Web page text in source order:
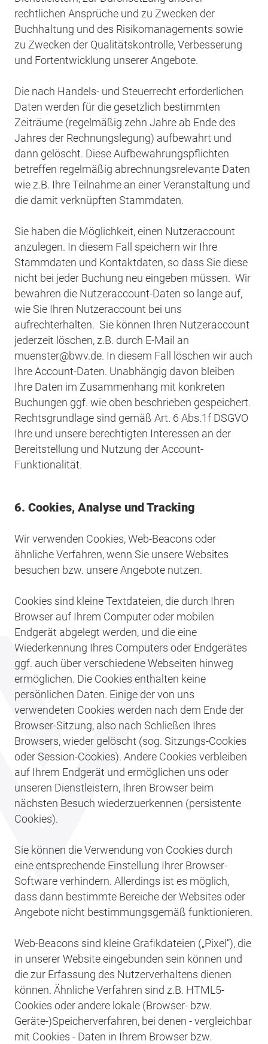
rechtlichen Ansprüche und zu Zwecken der
Buchhaltung und des Risikomanagements sowie
zu Zwecken der Qualitätskontrolle, Verbesserung
und Fortentwicklung unserer Angebote.
Die nach Handels- und Steuerrecht erforderlichen
Daten werden für die gesetzlich bestimmten
Zeiträume (regelmäßig zehn Jahre ab Ende des
Jahres der Rechnungslegung) aufbewahrt und
dann gelöscht. Diese Aufbewahrungspflichten
betreffen regelmäßig abrechnungsrelevante Daten
wie z.B. Ihre Teilnahme an einer Veranstaltung und
die damit verknüpften Stammdaten.
Sie haben die Möglichkeit, einen Nutzeraccount
anzulegen. In diesem Fall speichern wir Ihre
Stammdaten und Kontaktdaten, so dass Sie diese
nicht bei jeder Buchung neu eingeben müssen. Wir
bewahren die Nutzeraccount-Daten so lange auf,
wie Sie Ihren Nutzeraccount bei uns
aufrechterhalten. Sie können Ihren Nutzeraccount
jederzeit löschen, z.B. durch E-Mail an
muenster@bwv.de. In diesem Fall löschen wir auch
Ihre Account-Daten. Unabhängig davon bleiben
Ihre Daten im Zusammenhang mit konkreten
Buchungen ggf. wie oben beschrieben gespeichert.
Rechtsgrundlage sind gemäß Art. 6 Abs.1f DSGVO
Ihre und unsere berechtigten Interessen an der
Bereitstellung und Nutzung der Account-
Funktionalität.
6. Cookies, Analyse und Tracking
Wir verwenden Cookies, Web-Beacons oder
ähnliche Verfahren, wenn Sie unsere Websites
besuchen bzw. unsere Angebote nutzen.
Cookies sind kleine Textdateien, die durch Ihren
Browser auf Ihrem Computer oder mobilen
Endgerät abgelegt werden, und die eine
Wiederkennung Ihres Computers oder Endgerätes
ggf. auch über verschiedene Webseiten hinweg
ermöglichen. Die Cookies enthalten keine
persönlichen Daten. Einige der von uns
verwendeten Cookies werden nach dem Ende der
Browser-Sitzung, also nach Schließen Ihres
Browsers, wieder gelöscht (sog. Sitzungs-Cookies
oder Session-Cookies). Andere Cookies verbleiben
auf Ihrem Endgerät und ermöglichen uns oder
unseren Dienstleistern, Ihren Browser beim
nächsten Besuch wiederzuerkennen (persistente
Cookies).
Sie können die Verwendung von Cookies durch
eine entsprechende Einstellung Ihrer Browser-
Software verhindern. Allerdings ist es möglich,
dass dann bestimmte Bereiche der Websites oder
Angebote nicht bestimmungsgemäß funktionieren.
Web-Beacons sind kleine Grafikdateien („Pixel“), die
in unserer Website eingebunden sein können und
die zur Erfassung des Nutzerverhaltens dienen
können. Ähnliche Verfahren sind z.B. HTML5-
Cookies oder andere lokale (Browser- bzw.
Geräte-)Speicherverfahren, bei denen - vergleichbar
mit Cookies - Daten in Ihrem Browser bzw.